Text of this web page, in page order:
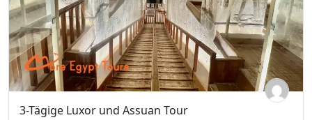
3-Tägige Luxor und Assuan Tour